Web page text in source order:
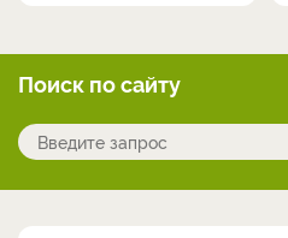
Поиск по сайту